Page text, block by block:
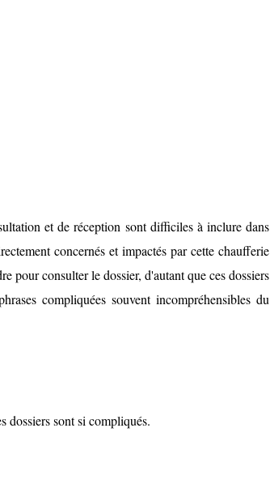
et de réception sont difficiles à inclure dans
concernés et impactés par cette chaufferie
pour consulter le dossier, d'autant que ces dossiers
compliquées souvent incompréhensibles du
dossiers sont si compliqués.